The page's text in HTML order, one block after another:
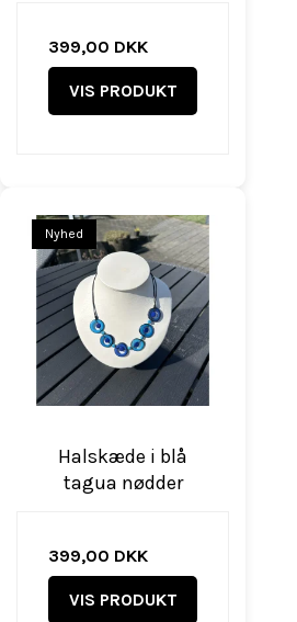
399,00 DKK
VIS PRODUKT
Nyhed
Halskæde i blå
tagua nødder
399,00 DKK
VIS PRODUKT